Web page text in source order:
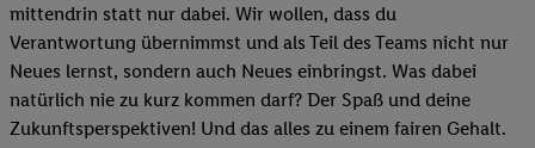
mittendrin statt nur dabei. Wir wollen, dass du
Verantwortung übernimmst und als Teil des Teams nicht nur
Neues lernst, sondern auch Neues einbringst. Was dabei
natürlich nie zu kurz kommen darf? Der Spaß und deine
Zukunftsperspektiven! Und das alles zu einem fairen Gehalt.